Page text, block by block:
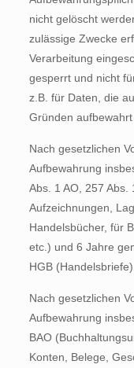
nicht gelöscht
zulässige Zwecke
Verarbeitung
gesperrt und nicht
z.B. für Daten, die
Gründen aufbewahrt
Nach gesetzlichen
Aufbewahrung
Abs. 1 AO, 257 Abs.
Aufzeichnungen,
Handelsbücher, für
etc.) und 6 Jahre
HGB (Handelsbriefe).
Nach gesetzlichen
Aufbewahrung
BAO
Konten, Belege,